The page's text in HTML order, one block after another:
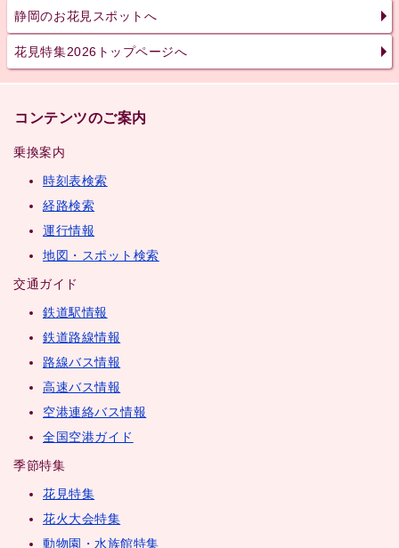
静岡のお花見スポットへ
花見特集2026トップページへ
コンテンツのご案内
乗換案内
時刻表検索
経路検索
運行情報
地図・スポット検索
交通ガイド
鉄道駅情報
鉄道路線情報
路線バス情報
高速バス情報
空港連絡バス情報
全国空港ガイド
季節特集
花見特集
花火大会特集
動物園・水族館特集